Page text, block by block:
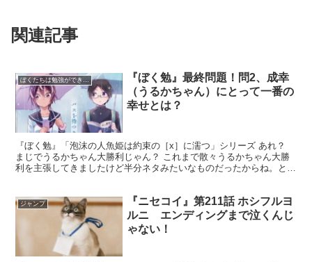
関連記事
『ぼく勉』最終問題！問2、成幸
（うるかちゃん）にとって一番の
幸せとは？
『ぼく勉』「泡沫の人魚姫は約束の［x］に濡つ」シリーズ あれ？
まじでうるかちゃん大勝利じゃん？ これまで散々うるかちゃん大勝
利を主張してきましたけど半分ネタみたいなものだったからね。とい
ジャンプ
『ニセコイ』第211話 ホシフルヨ
ルニ エンディングまで泣くんじ
ゃない！